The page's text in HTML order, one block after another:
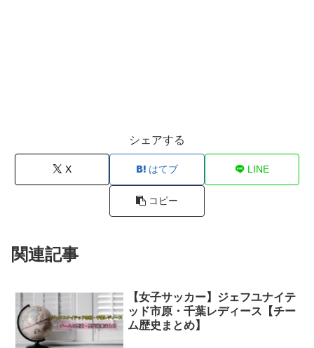
シェアする
X はてブ LINE
コピー
関連記事
【女子サッカー】ジェフユナイテ
ッド市原・千葉レディース【チー
ム歴史まとめ】